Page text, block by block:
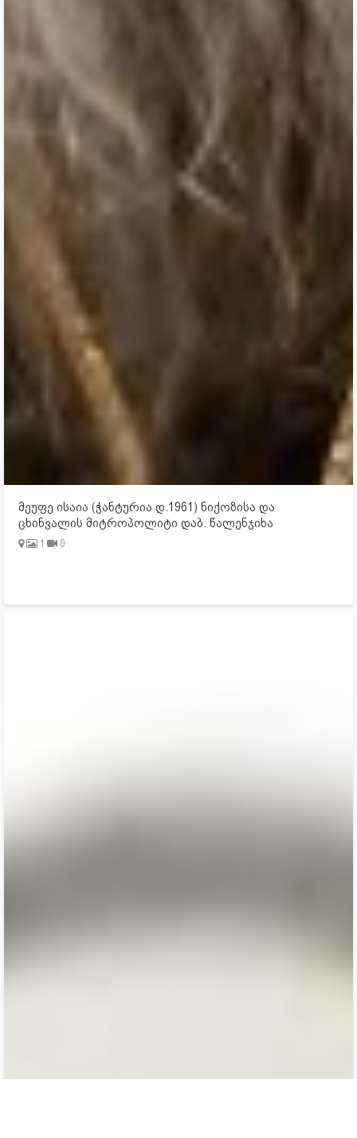
მეუფე ისაია (ჭანტურია დ.1961) ნიქოზისა და
ცხინვალის მიტროპოლიტი დაბ. წალენჯიხა
1 0